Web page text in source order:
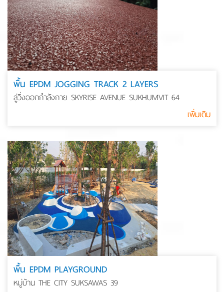
พื้น EPDM JOGGING TRACK 2 LAYERS
ลู่วิ่งออกกำลังกาย SKYRISE AVENUE SUKHUMVIT 64
เพิ่มเติม
พื้น EPDM PLAYGROUND
หมู่บ้าน THE CITY SUKSAWAS 39